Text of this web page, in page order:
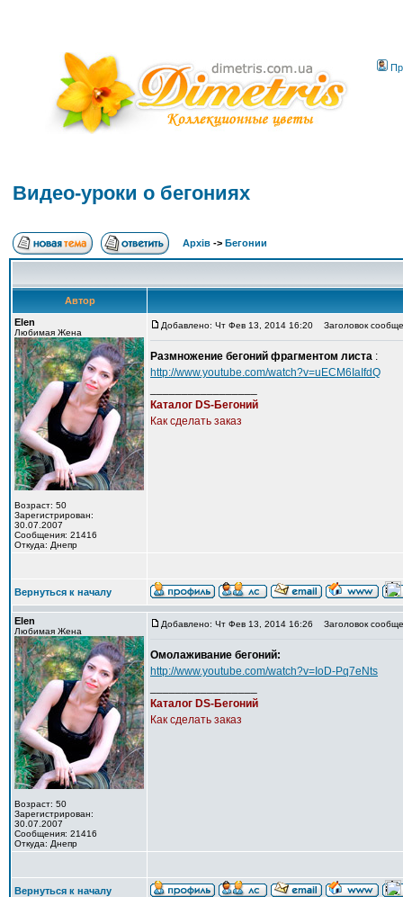
Видео-уроки о бегониях
Архів -> Бегонии
Автор
Elen
Любимая Жена
Возраст: 50
Зарегистрирован:
30.07.2007
Сообщения: 21416
Откуда: Днепр
Добавлено: Чт Фев 13, 2014 16:20 Заголовок
Размножение бегоний фрагментом листа :
http://www.youtube.com/watch?v=uECM6IaIfdQ
Каталог DS-Бегоний
Как сделать заказ
Вернуться к началу
Elen
Любимая Жена
Возраст: 50
Зарегистрирован:
30.07.2007
Сообщения: 21416
Откуда: Днепр
Добавлено: Чт Фев 13, 2014 16:26 Заголовок
Омолаживание бегоний:
http://www.youtube.com/watch?v=IoD-Pq7eNts
Каталог DS-Бегоний
Как сделать заказ
Вернуться к началу